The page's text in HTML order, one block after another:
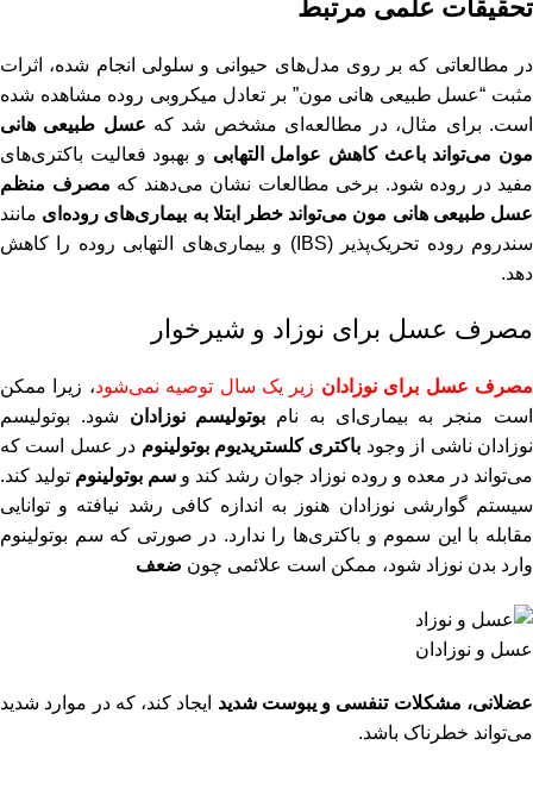
تحقیقات علمی مرتبط
در مطالعاتی که بر روی مدل‌های حیوانی و سلولی انجام شده، اثرات
مثبت “عسل طبیعی هانی مون” بر تعادل میکروبی روده مشاهده شده
است. برای مثال، در مطالعه‌ای مشخص شد که عسل طبیعی هانی
مون می‌تواند باعث کاهش عوامل التهابی و بهبود فعالیت باکتری‌های
مفید در روده شود. برخی مطالعات نشان می‌دهند که مصرف منظم
عسل طبیعی هانی مون می‌تواند خطر ابتلا به بیماری‌های روده‌ای مانند
سندروم روده تحریک‌پذیر (IBS) و بیماری‌های التهابی روده را کاهش
دهد.
مصرف عسل برای نوزاد و شیرخوار
مصرف عسل برای نوزادان زیر یک سال توصیه نمی‌شود، زیرا ممکن
است منجر به بیماری‌ای به نام بوتولیسم نوزادان شود. بوتولیسم
نوزادان ناشی از وجود باکتری کلستریدیوم بوتولینوم در عسل است که
می‌تواند در معده و روده نوزاد جوان رشد کند و سم بوتولینوم تولید کند.
سیستم گوارشی نوزادان هنوز به اندازه کافی رشد نیافته و توانایی
مقابله با این سموم و باکتری‌ها را ندارد. در صورتی که سم بوتولینوم
وارد بدن نوزاد شود، ممکن است علائمی چون ضعف
عسل و نوزادان
عضلانی، مشکلات تنفسی و یبوست شدید ایجاد کند، که در موارد شدید
می‌تواند خطرناک باشد.